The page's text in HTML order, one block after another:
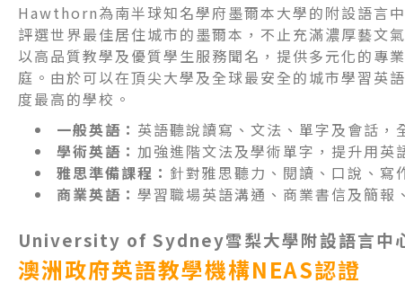
Hawthorn為南半球知名學府墨爾本大學的附設語言
評選世界最佳居住城市的墨爾本，不止充滿濃厚藝
以高品質教學及優質學生服務聞名，提供多元化的專
庭。由於可以在頂尖大學及全球最安全的城市學習
度最高的學校。
一般英語： 英語聽說讀寫、文法、單字及會話，
學術英語： 加強進階文法及學術單字，提升用英
雅思準備課程： 針對雅思聽力、閱讀、口說、寫
商業英語： 學習職場英語溝通、商業書信及簡報
University of Sydney雪梨大學附設語言中
澳洲政府英語教學機構NEAS認證